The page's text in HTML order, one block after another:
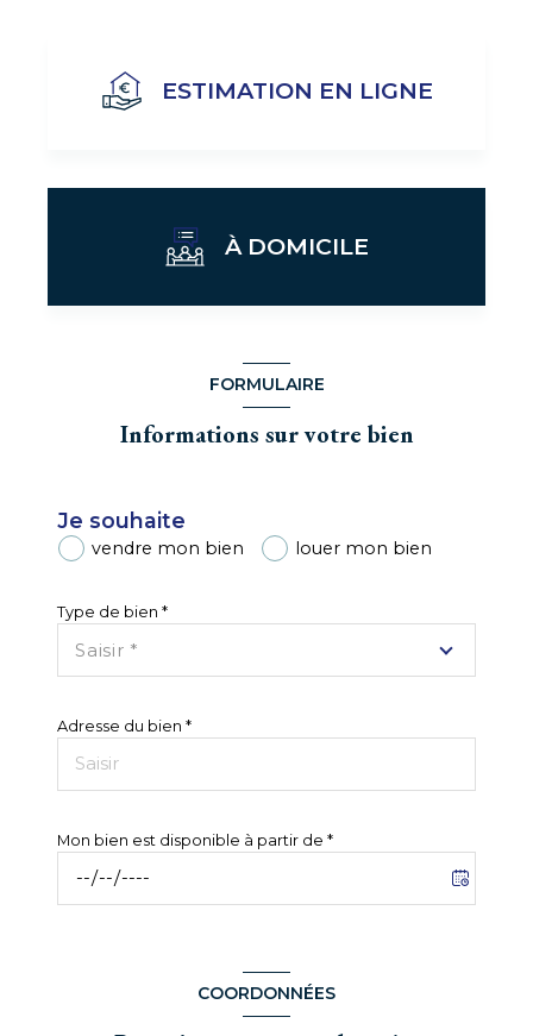
ESTIMATION EN LIGNE
À DOMICILE
J'obtiens une estimation en 4 étapes
Je sélectionne le type de bien
SUIVANT
Les informations recueillies sur ce formulaire sont enregistrées dans un
FORMULAIRE
Informations sur votre bien
Je souhaite
vendre mon bien louer mon bien
Type de bien *
Saisir *
Adresse du bien *
Mon bien est disponible à partir de *
COORDONNÉES